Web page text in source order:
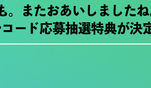
。またおあいしました
ード応募抽選特典が決